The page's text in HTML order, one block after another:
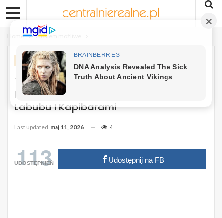
Home Całkiem możliwe
CAŁKIEM MOŻLIWE
To Będzie Hit Straganów W Górach I
Nad Bałtykiem. Jeszcze Zatęsknimy Za
Labubu I Kapibarami
Last updated maj 11, 2026 4
113
UDOSTĘPNIEŃ Udostępnij na FB